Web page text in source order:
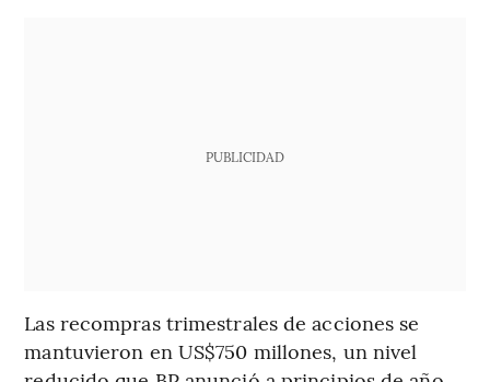
PUBLICIDAD
Las recompras trimestrales de acciones se
mantuvieron en US$750 millones, un nivel